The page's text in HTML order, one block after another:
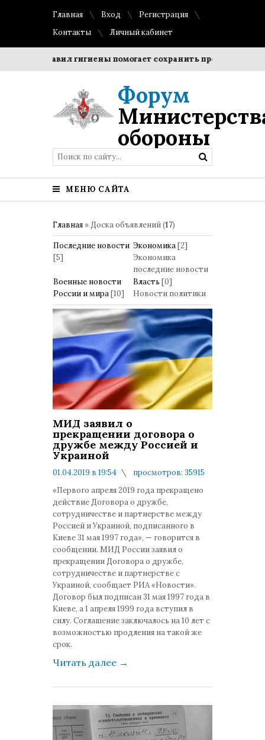
Главная Вход
Регистрация
Контакты
Личный кабинет
гигиены помогает сохранить прозрачность и форму
Форум
обороны
МЕНЮ САЙТА
Главная » Доска объявлений(17)
Последние новости
[5]
Экономика[2]
Экономика
последние новости
Военные новости
России и мира[10]
Власть [0]
Новости политики
МИД заявил о
прекращении договора о
дружбе между Россией и
Украиной
01.04.2019 в 19:54
просмотров: 35915
«Первого апреля 2019 года прекращено
действие Договора о дружбе,
сотрудничестве и партнерстве между
Россией и Украиной, подписанного в
Киеве 31 мая 1997 года», — говорится в
сообщении. МИД России заявил о
прекращении Договора о дружбе,
сотрудничестве и партнерстве с
Украиной, сообщает РИА «Новости».
Договор был подписан 31 мая 1997 года в
Киеве, а 1 апреля 1999 года вступил в
силу. Соглашение заключалось на 10 лет с
возможностью продления на такой же
срок.
Читать далее →